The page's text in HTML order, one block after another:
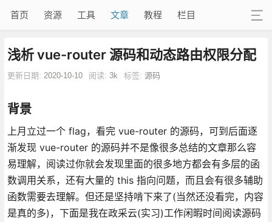
首页 资源 工具 文章 教程 栏目
浅析 vue-router 源码和动态路由权限分配
更新日期: 2020-10-10 阅读: 3k 标签: 源码
背景
上月立过一个 flag，看完 vue-router 的源码，可到后面逐
渐发现 vue-router 的源码并不是像很多总结的文章那么容
易理解，阅读过你就会发现里面的很多地方都会有多层的函
数调用关系，还有大量的 this 指向问题，而且会有很多辅助
函数需要去理解。但还是坚持啃下来了(当然还没看完，内容
是真的多)，下面是我在政采云(实习)工作闲暇时间阅读源码